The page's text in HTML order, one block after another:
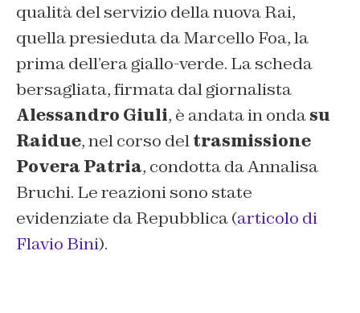
qualità del servizio della nuova Rai,
quella presieduta da Marcello Foa, la
prima dell’era giallo-verde. La scheda
bersagliata, firmata dal giornalista
Alessandro Giuli, è andata in ondasu
Raidue, nel corso deltrasmissione
Povera Patria, condotta da Annalisa
Bruchi. Le reazioni sono state
evidenziate da Repubblica(articolo di
Flavio Bini).